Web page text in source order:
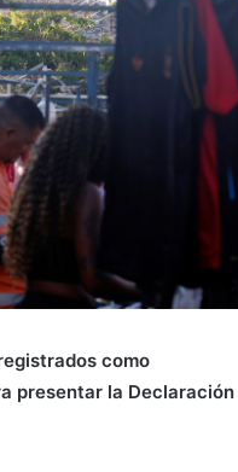
como
presentar la Declaración